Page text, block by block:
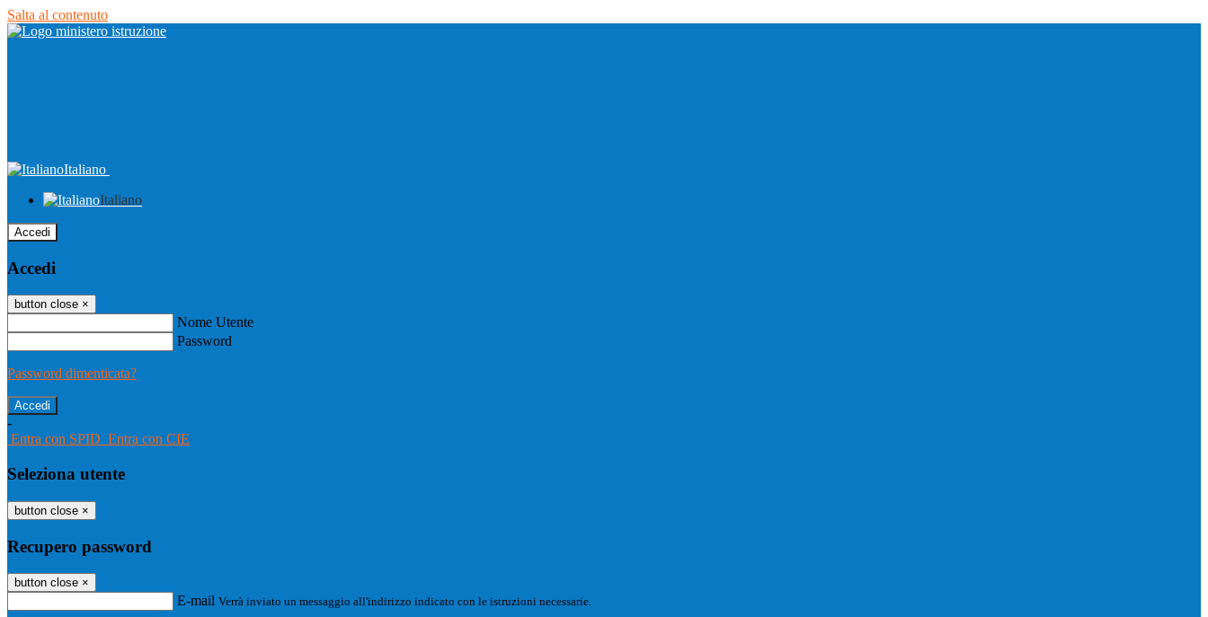
Salta al contenuto
Italiano
Italiano
Accedi
Accedi
button close ×
Nome Utente
Password
Password dimenticata?
-
Entra con SPID Entra con CIE
Seleziona utente
button close ×
Recupero password
button close ×
E-mail Verrà inviato un messaggio all'indirizzo indicato con le istruzioni necessarie.